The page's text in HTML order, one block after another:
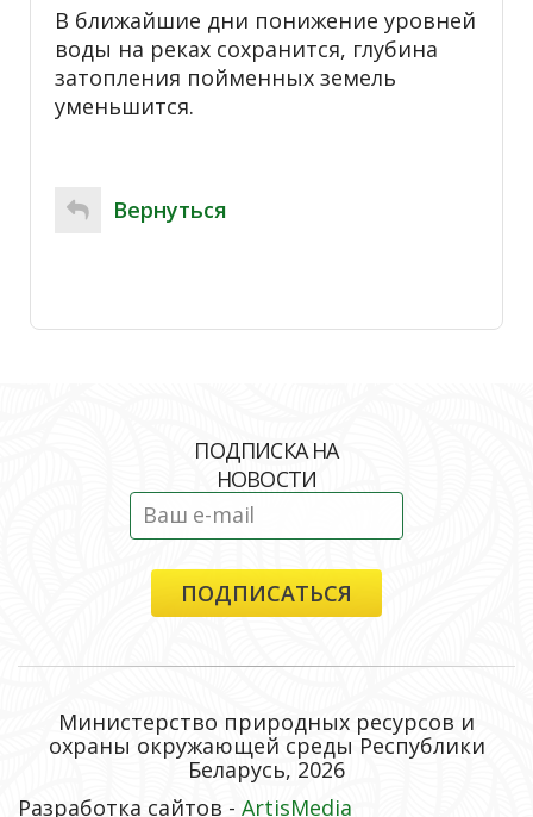
В ближайшие дни понижение уровней
воды на реках сохранится, глубина
затопления пойменных земель
уменьшится.
Вернуться
ПОДПИСКА НА
НОВОСТИ
Министерство природных ресурсов и
охраны окружающей среды Республики
Беларусь, 2026
Разработка сайтов - ArtisMedia